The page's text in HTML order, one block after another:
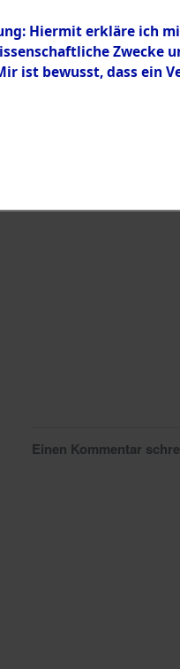
Einen Kommentar
Hiermit erkläre ich
Zwecke
ist bewusst, dass ein